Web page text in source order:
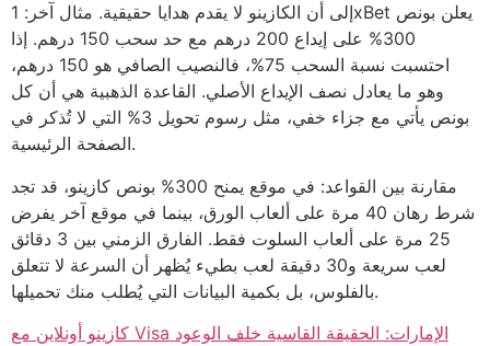
إلى أن الكازينو لا يقدم هدايا حقيقية. مثال آخر: 1xBet يعلن بونص
300% على إيداع 200 درهم مع حد سحب 150 درهم. إذا
احتسبت نسبة السحب 75%، فالنصيب الصافي هو 150 درهم،
وهو ما يعادل نصف الإيداع الأصلي. القاعدة الذهبية هي أن كل
بونص يأتي مع جزاء خفي، مثل رسوم تحويل 3% التي لا تُذكر في
الصفحة الرئيسية.
مقارنة بين القواعد: في موقع يمنح 300% بونص كازينو، قد تجد
شرط رهان 40 مرة على ألعاب الورق، بينما في موقع آخر يفرض
25 مرة على ألعاب السلوت فقط. الفارق الزمني بين 3 دقائق
لعب سريعة و30 دقيقة لعب بطيء يُظهر أن السرعة لا تتعلق
بالفلوس، بل بكمية البيانات التي يُطلب منك تحميلها.
كازينو أونلاين مع Visa الإمارات: الحقيقة القاسية خلف الوعود